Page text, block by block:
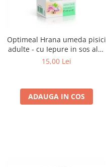
Optimeal Hrana umeda pisici
adulte - cu Iepure in sos alb,
set 3+1, 4*0,085kg
15,00 Lei
ADAUGA IN COS